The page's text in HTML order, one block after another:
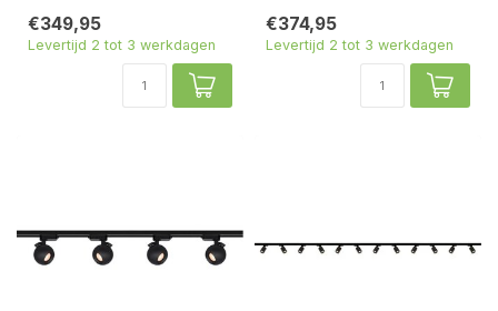
€349,95
Levertijd 2 tot 3 werkdagen
€374,95
Levertijd 2 tot 3 werkdagen